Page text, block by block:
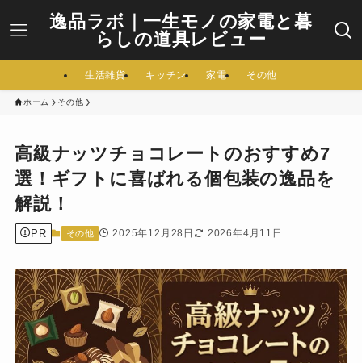
逸品ラボ｜一生モノの家電と暮
らしの道具レビュー
生活雑貨 キッチン 家電 その他
ホーム その他
高級ナッツチョコレートのおすすめ7
選！ギフトに喜ばれる個包装の逸品を
解説！
PR その他 2025年12月28日 2026年4月11日